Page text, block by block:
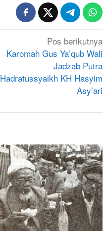
Pos berikutnya
Karomah Gus Ya’qub Wali
Jadzab Putra
Hadratussyaikh KH Hasyim
Asy’ari